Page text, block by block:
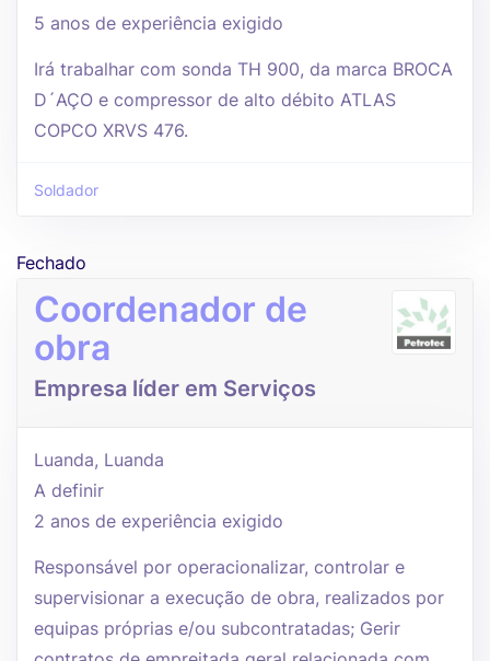
5 anos de experiência exigido
Irá trabalhar com sonda TH 900, da marca BROCA
D´AÇO e compressor de alto débito ATLAS
COPCO XRVS 476.
Soldador
Fechado
Coordenador de
obra
Empresa líder em Serviços
Luanda, Luanda
A definir
2 anos de experiência exigido
Responsável por operacionalizar, controlar e
supervisionar a execução de obra, realizados por
equipas próprias e/ou subcontratadas; Gerir